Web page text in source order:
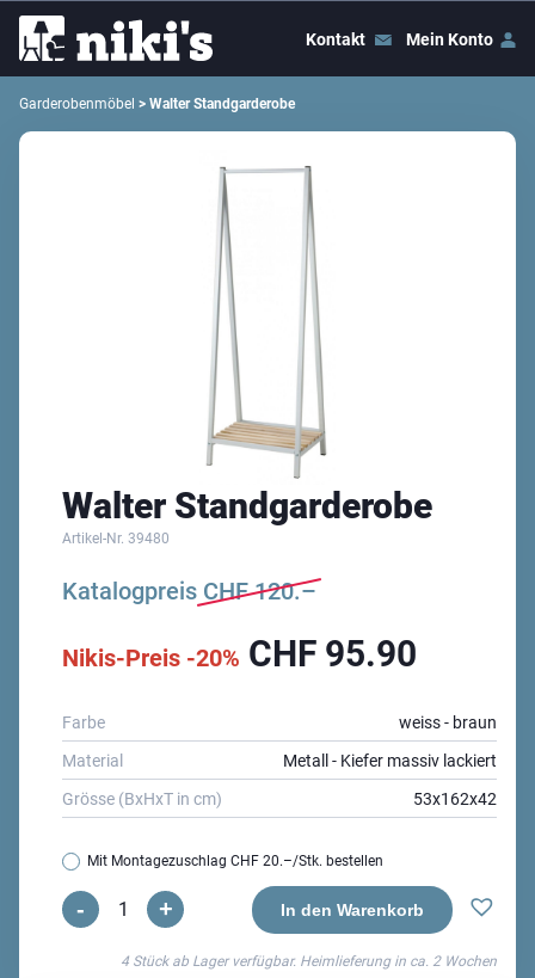
Kontakt Mein Konto
Garderobenmöbel > Walter Standgarderobe
Walter Standgarderobe
Artikel-Nr. 39480
Katalogpreis CHF120.–
Nikis-Preis -20% CHF 95.90
Farbe
weiss - braun
Material
Metall - Kiefer massiv lackiert
Grösse (BxHxT in cm)
53x162x42
Mit Montagezuschlag CHF 20.–/Stk. bestellen
-
Walter
Menge
+ In den Warenkorb
4 Stück ab Lager verfügbar. Heimlieferung in ca. 2 Wochen